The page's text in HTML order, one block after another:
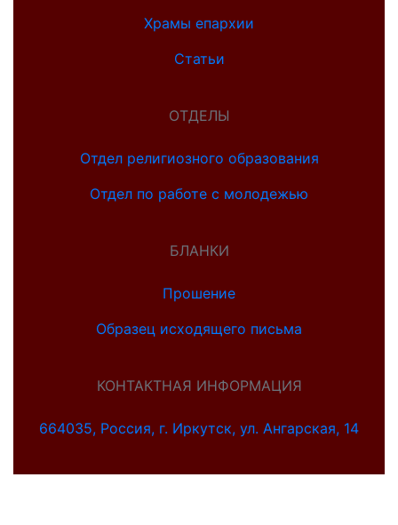
Храмы епархии
Статьи
ОТДЕЛЫ
Отдел религиозного образования
Отдел по работе с молодежью
БЛАНКИ
Прошение
Образец исходящего письма
КОНТАКТНАЯ ИНФОРМАЦИЯ
664035, Россия, г. Иркутск, ул. Ангарская, 14